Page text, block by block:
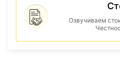
Озвучиваем